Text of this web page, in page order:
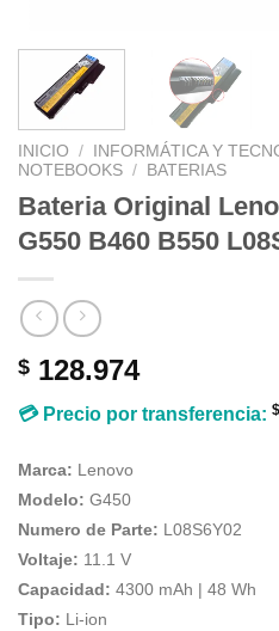
INICIO / INFORMÁTICA Y
NOTEBOOKS / BATERIAS
Bateria Original
G550 B460 B550
$ 128.974
💳 Precio por transferencia: $
Marca: Lenovo
Modelo: G450
Numero de Parte: L08S6Y02
Voltaje: 11.1 V
Capacidad: 4300 mAh | 48 Wh
Tipo: Li-ion